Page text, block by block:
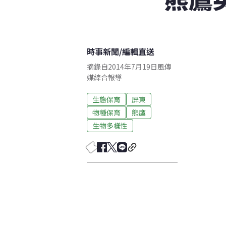
時事新聞/編輯直送
摘錄自2014年7月19日風傳
媒綜合報導
生態保育
屏東
物種保育
熊鷹
生物多樣性